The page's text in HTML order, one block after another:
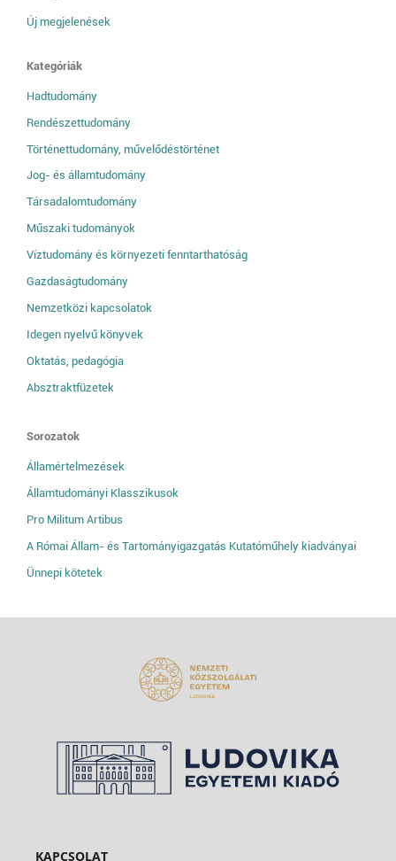
Új megjelenések
Kategóriák
Hadtudomány
Rendészettudomány
Történettudomány, művelődéstörténet
Jog- és államtudomány
Társadalomtudomány
Műszaki tudományok
Víztudomány és környezeti fenntarthatóság
Gazdaságtudomány
Nemzetközi kapcsolatok
Idegen nyelvű könyvek
Oktatás, pedagógia
Absztraktfüzetek
Sorozatok
Államértelmezések
Államtudományi Klasszikusok
Pro Militum Artibus
A Római Állam- és Tartományigazgatás Kutatóműhely kiadványai
Ünnepi kötetek
KAPCSOLAT